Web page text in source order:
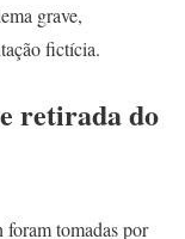
grave,
fictícia.
retirada do
tomadas por